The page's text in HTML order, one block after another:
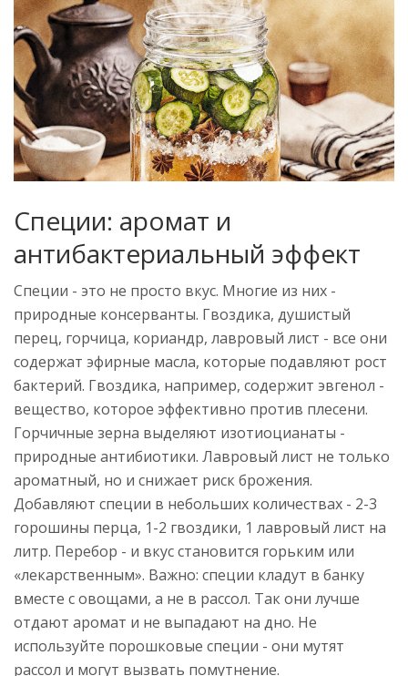
Специи: аромат и
антибактериальный эффект
Специи - это не просто вкус. Многие из них -
природные консерванты. Гвоздика, душистый
перец, горчица, кориандр, лавровый лист - все они
содержат эфирные масла, которые подавляют рост
бактерий. Гвоздика, например, содержит эвгенол -
вещество, которое эффективно против плесени.
Горчичные зерна выделяют изотиоцианаты -
природные антибиотики. Лавровый лист не только
ароматный, но и снижает риск брожения.
Добавляют специи в небольших количествах - 2-3
горошины перца, 1-2 гвоздики, 1 лавровый лист на
литр. Перебор - и вкус становится горьким или
«лекарственным». Важно: специи кладут в банку
вместе с овощами, а не в рассол. Так они лучше
отдают аромат и не выпадают на дно. Не
используйте порошковые специи - они мутят
рассол и могут вызвать помутнение.